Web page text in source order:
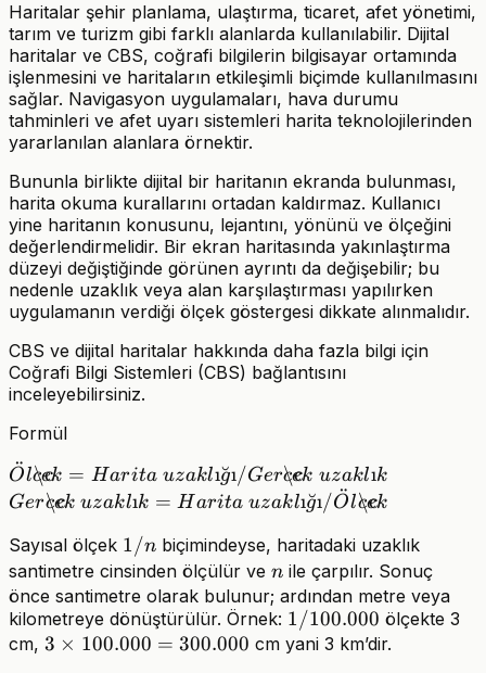
Haritalar şehir planlama, ulaştırma, ticaret, afet yönetimi,
tarım ve turizm gibi farklı alanlarda kullanılabilir. Dijital
haritalar ve CBS, coğrafi bilgilerin bilgisayar ortamında
işlenmesini ve haritaların etkileşimli biçimde kullanılmasını
sağlar. Navigasyon uygulamaları, hava durumu
tahminleri ve afet uyarı sistemleri harita teknolojilerinden
yararlanılan alanlara örnektir.
Bununla birlikte dijital bir haritanın ekranda bulunması,
harita okuma kurallarını ortadan kaldırmaz. Kullanıcı
yine haritanın konusunu, lejantını, yönünü ve ölçeğini
değerlendirmelidir. Bir ekran haritasında yakınlaştırma
düzeyi değiştiğinde görünen ayrıntı da değişebilir; bu
nedenle uzaklık veya alan karşılaştırması yapılırken
uygulamanın verdiği ölçek göstergesi dikkate alınmalıdır.
CBS ve dijital haritalar hakkında daha fazla bilgi için
Coğrafi Bilgi Sistemleri (CBS) bağlantısını
inceleyebilirsiniz.
Formül
Ölçek =
Harita\
/
Gerçek\
uzaklık
O
¨lc
\c
ek = Harita uzaklıg
˘ı/Gerc
\c
ek uzaklık
Harita\
uzaklığı
/ Ölçek
Gerc
\c
ek uzaklık = Harita uzaklıg
˘ı/O
¨lc
\c
ek
Sayısal ölçek 1/n
1/n biçimindeyse, haritadaki uzaklık
santimetre cinsinden ölçülür ve n
n ile çarpılır. Sonuç
önce santimetre olarak bulunur; ardından metre veya
kilometreye dönüştürülür. Örnek: 1/100.000
1/100.000 ölçekte 3
cm, 3
3 × 100.000 = 300.000 cm yani 3 km’dir.